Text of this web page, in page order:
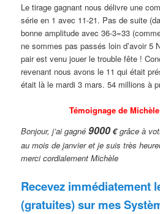
Le tirage gagnant nous délivre une
série en 1 avec 11-21. Pas de suite
bonne amplitude avec 36-3=33
ne sommes pas passés loin d’avoir 5
pair est venu jouer le trouble fête !
revenant nous avons le 11 qui était
était là le mardi 3 mars. 54 millions à
Témoignage de
Bonjour, j’ai gagné9000€grâce à
au mois de janvier et je suis très
merci cordialement Michèle
Recevez immédiatement
(gratuites) sur mes